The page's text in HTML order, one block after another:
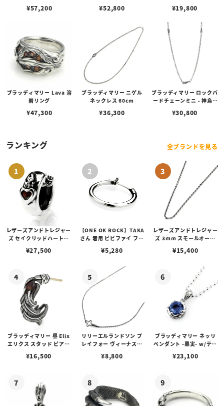
¥57,200 ¥52,800 ¥19,800
ブラッディマリー Lava 溶
岩リング
¥47,300
ブラッディマリー ニゲル
ネックレス 60cm
¥36,300
ブラッディマリー ロックバ
ードチェーンミニ - 神烏 -
¥30,800
ランキング 全ブランドを見る
レザーズアンドトレジャー
ズ セイクリッドハートピ
¥27,500
【ONE OK ROCK】TAKA
さん 着用 ビビファイ フー
¥5,280
レザーズアンドトレジャー
ズ 3mm スモールオーバ
ブスタークラスプ＆LTロ
¥15,400
ブラッディマリー 昼 Elix
エリクス スタッド ピアス
¥16,500
リリーエルランドソン プ
レイフォー ヴィーナスチ
¥8,800
ブラッディマリー ネッリ
ペンダント -果実- w/ティ
¥23,100